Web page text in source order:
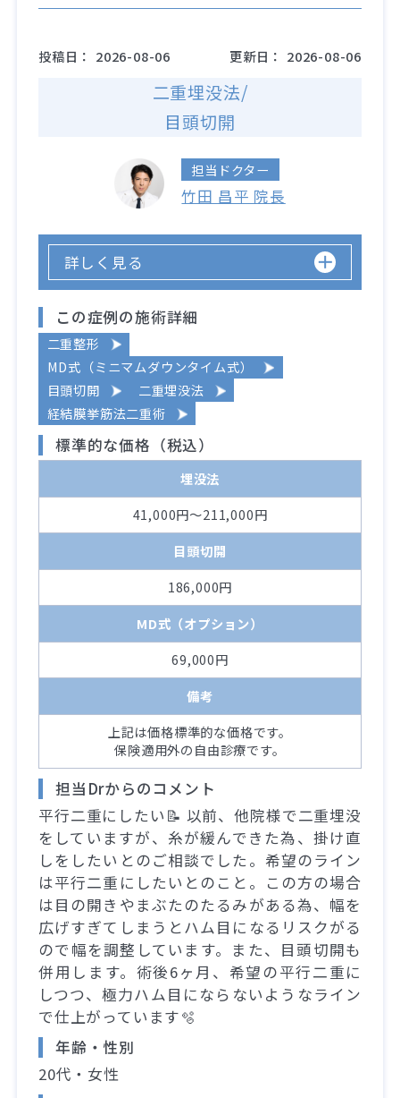
投稿日： 2026-08-06 更新日： 2026-08-06
二重埋没法/
目頭切開
担当ドクター
竹田 昌平 院長
詳しく見る
この症例の施術詳細
二重整形
MD式（ミニマムダウンタイム式）
目頭切開
二重埋没法
経結膜挙筋法二重術
標準的な価格（税込）
埋没法
41,000円～211,000円
目頭切開
186,000円
MD式（オプション）
69,000円
備考
上記は価格標準的な価格です。
保険適用外の自由診療です。
担当Drからのコメント
平行二重にしたい📝 以前、他院様で二重埋没
をしていますが、糸が緩んできた為、掛け直
しをしたいとのご相談でした。希望のライン
は平行二重にしたいとのこと。この方の場合
は目の開きやまぶたのたるみがある為、幅を
広げすぎてしまうとハム目になるリスクがる
ので幅を調整しています。また、目頭切開も
併用します。術後6ヶ月、希望の平行二重に
しつつ、極力ハム目にならないようなライン
で仕上がっています🫧
年齢・性別
20代・女性